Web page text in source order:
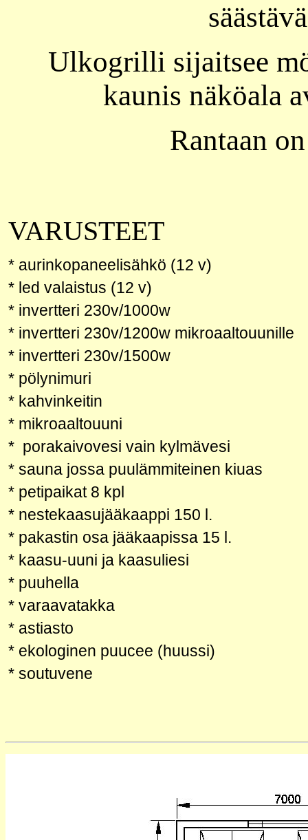
Ulkogrilli sijaitsee
kaunis näköala
Rantaan
VARUSTEET
* aurinkopaneelisähkö (12 v)
* led valaistus (12 v)
* invertteri 230v/1000w
* invertteri 230v/1200w mikroaaltouunille
* invertteri 230v/1500w
* pölynimuri
* kahvinkeitin
* mikroaaltouuni
* porakaivovesi vain kylmävesi
* sauna jossa puulämmiteinen kiuas
* petipaikat 8 kpl
* nestekaasujääkaappi 150 l.
* pakastin osa jääkaapissa 15 l.
* kaasu-uuni ja kaasuliesi
* puuhella
* varaavatakka
* astiasto
* ekologinen puucee (huussi)
* soutuvene